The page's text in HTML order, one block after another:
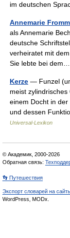
im deutschen
Annemarie
als Annemarie
deutsche
verheiratet mit
Sie lebte bei
Kerze — Funzel
meist
einem Docht in
und dessen
Universal-Lexikon
© Академик, 2000-2026
Обратная связь:
👣 Путешествия
Экспорт словарей на
WordPress, MODx.